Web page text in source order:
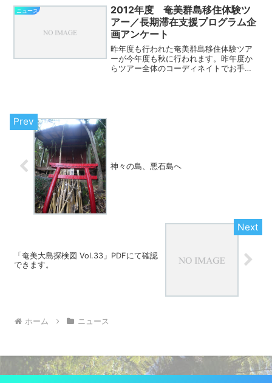
介を追加しまし...
ニュース
2012年度 奄美群島移住体験ツ
アー／長期滞在支援プログラム企
画アンケート
昨年度も行われた奄美群島移住体験ツア
ーが今年度も秋に行われます。昨年度か
らツアー全体のコーディネイトでお手伝
神々の島、悪石島へ
「奄美大島探検図 Vol.33」PDFにて確認
できます。
ホーム ニュース